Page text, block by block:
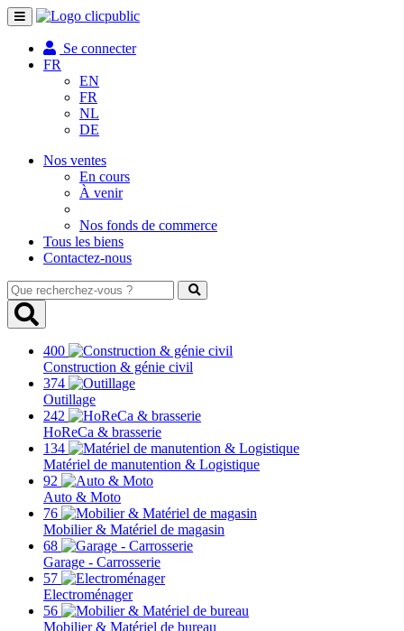
Toggle
navigation
Se connecter
FR
EN
FR
NL
DE
Nos ventes
En cours
À venir
Nos fonds de commerce
Tous les biens
Contactez-nous
Que
recherchez-
vous
400
Construction & génie civil
374
Outillage
242
HoReCa & brasserie
134
Matériel de manutention & Logistique
92
Auto & Moto
76
Mobilier & Matériel de magasin
68
Garage - Carrosserie
57
Electroménager
56
Mobilier & Matériel de bureau